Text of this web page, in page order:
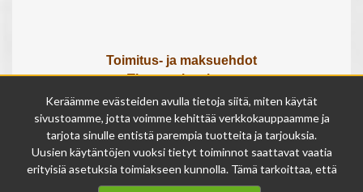
Toimitus- ja maksuehdot
Tietosuojaseloste
Tietoa meistä
Osta lahjakortti
Tilauksen peruutuslomake
Olemme avoinna
ma - pe 9 - 17
Keräämme evästeiden avulla tietoja siitä, miten käytät
sivustoamme, jotta voimme kehittää verkkokauppaamme ja
tarjota sinulle entistä parempia tuotteita ja tarjouksia.
Uusien käytäntöjen vuoksi tietyt toiminnot saattavat vaatia
erityisiä asetuksia toimiakseen kunnolla. Tämä tarkoittaa, että
joissakin tapauksissa anonymisoidut tiedot voivat kertyä,